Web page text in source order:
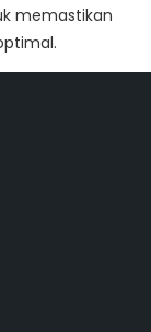
memastikan